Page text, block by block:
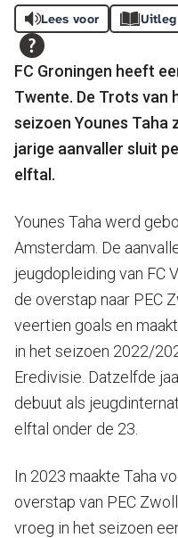
Lees voor
FC Groningen heeft
Twente. De Trots van
seizoen Younes Taha
jarige aanvaller sluit
elftal.
Younes Taha werd
Amsterdam. De
jeugdopleiding van FC
de overstap naar PEC
veertien goals en
in het seizoen 2022/
Eredivisie. Datzelfde
debuut als
elftal onder de 23.
In 2023 maakte Taha
overstap van PEC
vroeg in het seizoen